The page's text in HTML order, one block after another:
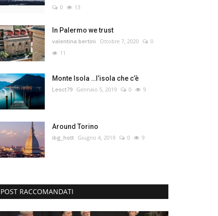
0
13
In Palermo we trust
valentina bertini Ottobre 7, 2020
0
11
Monte Isola …l’isola che c’è
Leoct79 Gennaio 5, 2019 0 9
Around Torino
ibg_hott Giugno 4, 2019 0 9
POST RACCOMANDATI